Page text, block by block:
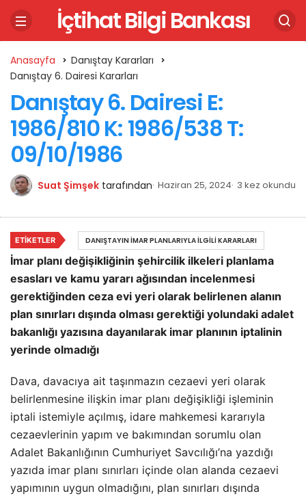
İçtihat Bilgi Bankası
Anasayfa
Danıştay Kararları
Danıştay 6. Dairesi Kararları
Danıştay 6. Dairesi E:
1986/810 K: 1986/538 T:
09/10/1986
Suat Şimşek tarafından Haziran 25, 2024 3 kez okundu
İmar planı değişikliğinin şehircilik ilkeleri planlama
esasları ve kamu yararı ağısından incelenmesi
gerektiğinden ceza evi yeri olarak belirlenen alanın
plan sınırları dışında olması gerektiği yolundaki adalet
bakanlığı yazısına dayanılarak imar planının iptalinin
yerinde olmadığı
Dava, davacıya ait taşınmazın cezaevi yeri olarak
belirlenmesine ilişkin imar planı değişikliği işleminin
iptali istemiyle açılmış, idare mahkemesi kararıyla
cezaevlerinin yapım ve bakımından sorumlu olan
Adalet Bakanlığının Cumhuriyet Savcılığı’na yazdığı
yazıda imar planı sınırları içinde olan alanda cezaevi
yapımının uygun olmadığını, plan sınırları dışında
ETIKETLER DANIŞTAYIN İMAR PLANLARIYLA İLGILI KARARLARI